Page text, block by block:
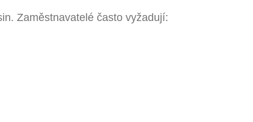
Zaměstnavatelé často vyžadují: